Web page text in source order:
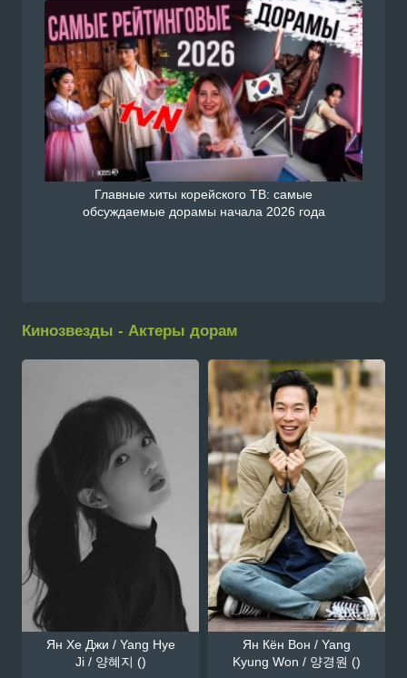
Главные хиты корейского ТВ: самые
обсуждаемые дорамы начала 2026 года
Кинозвезды - Актеры дорам
Ян Хе Джи / Yang Hye
Ji / 양혜지 ()
Ян Кён Вон / Yang
Kyung Won / 양경원 ()